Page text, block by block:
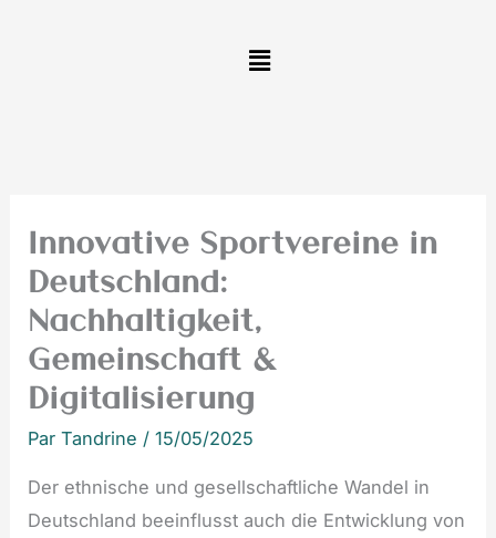
Innovative Sportvereine in
Deutschland:
Nachhaltigkeit,
Gemeinschaft &
Digitalisierung
ParTandrine /15/05/2025
Der ethnische und gesellschaftliche Wandel in
Deutschland beeinflusst auch die Entwicklung von